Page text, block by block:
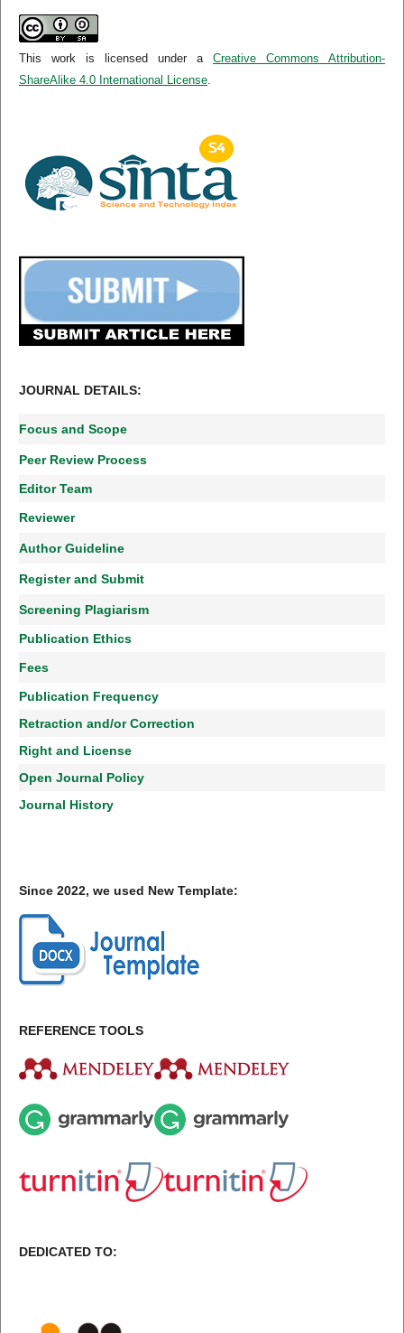
This work is licensed under aCreative Commons Attribution-
ShareAlike 4.0 International License.
JOURNAL DETAILS:
Focus and Scope
Peer Review Process
Editor Team
Reviewer
Author Guideline
Register and Submit
Screening Plagiarism
Publication Ethics
Fees
Publication Frequency
Retraction and/or Correction
Right and License
Open Journal Policy
Journal History
Since 2022, we used New Template:
REFERENCE TOOLS
DEDICATED TO: